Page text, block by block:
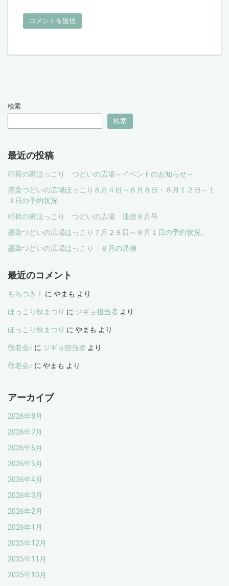
検索
検索
最近の投稿
稲荷の家ほっこり つどいの広場～イベントのお知らせ～
墨染つどいの広場ほっこり８月４日～８月８日・８月１２日～１
３日の予約状況
稲荷の家ほっこり つどいの広場 通信８月号
墨染つどいの広場ほっこり７月２８日～８月１日の予約状況。
墨染つどいの広場ほっこり ８月の通信
最近のコメント
もちつき！ に やまも より
ほっこり秋まつり に ジギョ担当者 より
ほっこり秋まつり に やまも より
敬老会♪ に ジギョ担当者 より
敬老会♪ に やまも より
アーカイブ
2026年8月
2026年7月
2026年6月
2026年5月
2026年4月
2026年3月
2026年2月
2026年1月
2025年12月
2025年11月
2025年10月